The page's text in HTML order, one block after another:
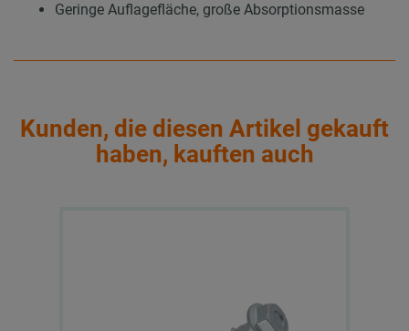
Geringe Auflagefläche, große Absorptionsmasse
Kunden, die diesen Artikel gekauft
haben, kauften auch